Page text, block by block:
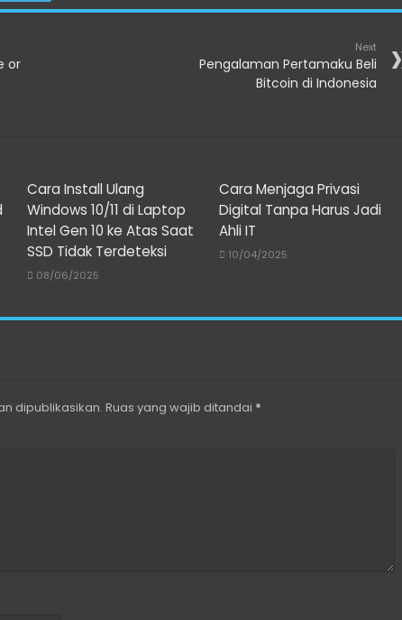
or
Next
Pengalaman Pertamaku Beli
Bitcoin di Indonesia
Cara Install Ulang
Windows 10/11 di Laptop
Intel Gen 10 ke Atas Saat
SSD Tidak Terdeteksi
08/06/2025
Cara Menjaga Privasi
Digital Tanpa Harus Jadi
Ahli IT
10/04/2025
dipublikasikan. Ruas yang wajib ditandai *